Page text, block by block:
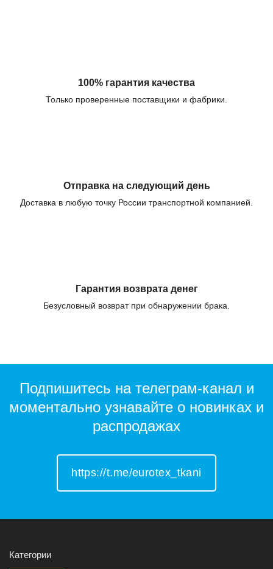
100% гарантия качества
Только проверенные поставщики и фабрики.
Отправка на следующий день
Доставка в любую точку России транспортной компанией.
Гарантия возврата денег
Безусловный возврат при обнаружении брака.
Подпишитесь на телеграм-канал и
моментально узнавайте о новинках и
распродажах
https://t.me/eurotex_tkani
Категории